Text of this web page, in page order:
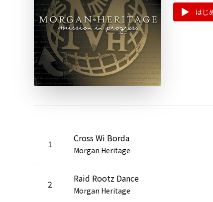
はじ
1 Cross Wi Borda
Morgan Heritage
2 Raid Rootz Dance
Morgan Heritage